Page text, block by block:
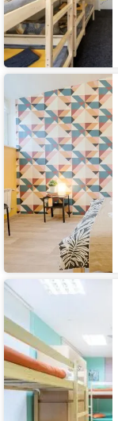
Гостевой
Типичный
Питер
Эрмитажа
Plus
Piter
Hostel